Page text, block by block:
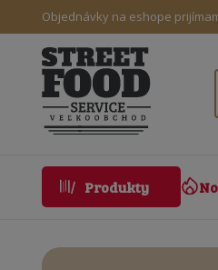
Objednávky na eshope
Produkty